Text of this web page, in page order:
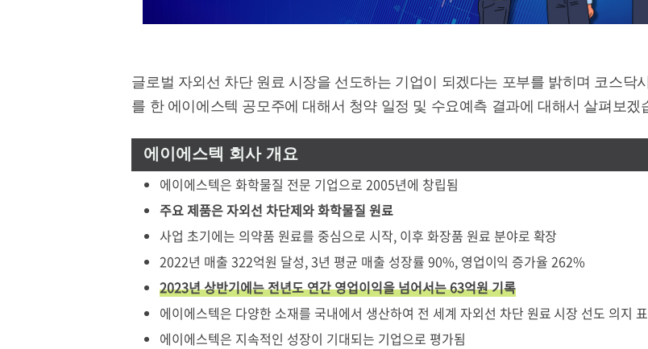
글로벌 자외선 차단 원료 시장을 선도하는 기업이 되겠다는 포부를 밝히며 코스닥
를 한 에이에스텍 공모주에 대해서 청약 일정 및 수요예측 결과에 대해서 살펴보겠
에이에스텍 회사 개요
에이에스텍은 화학물질 전문 기업으로 2005년에 창립됨
주요 제품은 자외선 차단제와 화학물질 원료
사업 초기에는 의약품 원료를 중심으로 시작, 이후 화장품 원료 분야로 확장
2022년 매출 322억원 달성, 3년 평균 매출 성장률 90%, 영업이익 증가율 262%
2023년 상반기에는 전년도 연간 영업이익을 넘어서는 63억원 기록
에이에스텍은 다양한 소재를 국내에서 생산하여 전 세계 자외선 차단 원료 시장 선도 의지
에이에스텍은 지속적인 성장이 기대되는 기업으로 평가됨